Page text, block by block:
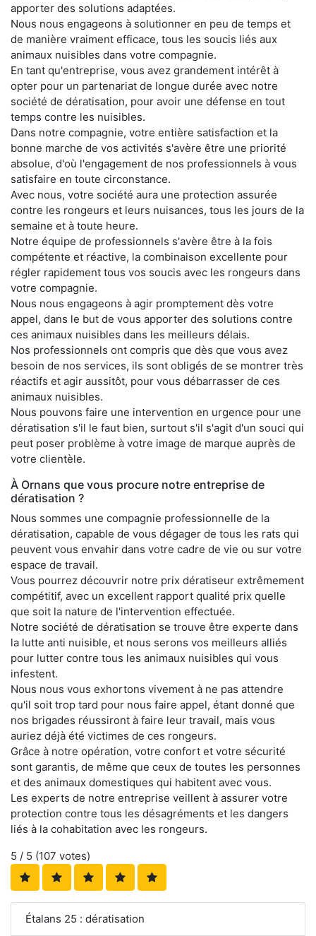
apporter des solutions adaptées.
Nous nous engageons à solutionner en peu de temps et
de manière vraiment efficace, tous les soucis liés aux
animaux nuisibles dans votre compagnie.
En tant qu'entreprise, vous avez grandement intérêt à
opter pour un partenariat de longue durée avec notre
société de dératisation, pour avoir une défense en tout
temps contre les nuisibles.
Dans notre compagnie, votre entière satisfaction et la
bonne marche de vos activités s'avère être une priorité
absolue, d'où l'engagement de nos professionnels à vous
satisfaire en toute circonstance.
Avec nous, votre société aura une protection assurée
contre les rongeurs et leurs nuisances, tous les jours de la
semaine et à toute heure.
Notre équipe de professionnels s'avère être à la fois
compétente et réactive, la combinaison excellente pour
régler rapidement tous vos soucis avec les rongeurs dans
votre compagnie.
Nous nous engageons à agir promptement dès votre
appel, dans le but de vous apporter des solutions contre
ces animaux nuisibles dans les meilleurs délais.
Nos professionnels ont compris que dès que vous avez
besoin de nos services, ils sont obligés de se montrer très
réactifs et agir aussitôt, pour vous débarrasser de ces
animaux nuisibles.
Nous pouvons faire une intervention en urgence pour une
dératisation s'il le faut bien, surtout s'il s'agit d'un souci qui
peut poser problème à votre image de marque auprès de
votre clientèle.
À Ornans que vous procure notre entreprise de
dératisation ?
Nous sommes une compagnie professionnelle de la
dératisation, capable de vous dégager de tous les rats qui
peuvent vous envahir dans votre cadre de vie ou sur votre
espace de travail.
Vous pourrez découvrir notre prix dératiseur extrêmement
compétitif, avec un excellent rapport qualité prix quelle
que soit la nature de l'intervention effectuée.
Notre société de dératisation se trouve être experte dans
la lutte anti nuisible, et nous serons vos meilleurs alliés
pour lutter contre tous les animaux nuisibles qui vous
infestent.
Nous nous vous exhortons vivement à ne pas attendre
qu'il soit trop tard pour nous faire appel, étant donné que
nos brigades réussiront à faire leur travail, mais vous
auriez déjà été victimes de ces rongeurs.
Grâce à notre opération, votre confort et votre sécurité
sont garantis, de même que ceux de toutes les personnes
et des animaux domestiques qui habitent avec vous.
Les experts de notre entreprise veillent à assurer votre
protection contre tous les désagréments et les dangers
liés à la cohabitation avec les rongeurs.
5 / 5 (107 votes)
Étalans 25 : dératisation